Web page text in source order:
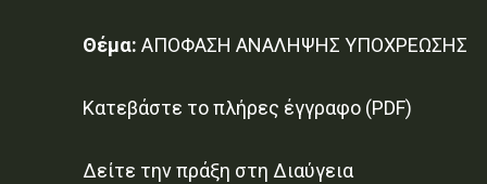
Θέμα: ΑΠΟΦΑΣΗ ΑΝΑΛΗΨΗΣ ΥΠΟΧΡΕΩΣΗΣ
Κατεβάστε το πλήρες έγγραφο (PDF)
Δείτε την πράξη στη Διαύγεια